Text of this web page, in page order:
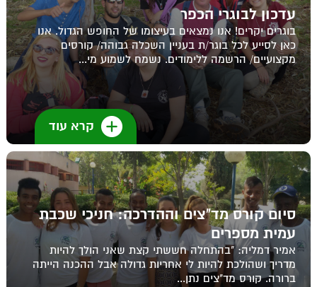
עדכון לבוגרי הכפר
בוגרים יקרים! אנו נמצאים בעיצומו של החופש הגדול. אנו
כאן לסייע לכל בוגר/ת בעניין השכלה גבוהה/ קורסים
מקצועיים/ הרשמה ללימודים. נשמח לשמוע מי...
קרא עוד
סיום קורס מד"צים וההדרכה: חניכי שכבת
עמית מספרים
אמיר דמליה: "בהתחלה חששתי קצת שאני הולך להיות
מדריך ושהולכת להיות לי אחריות גדולה אבל ההכנה הייתה
ברורה. קורס מד"צים נתן...